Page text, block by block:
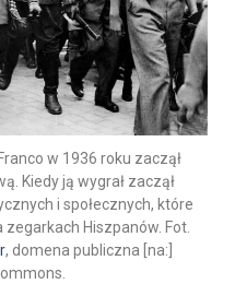
w 1936 roku zaczął
Kiedy ją wygrał zaczął
i społecznych, które
Hiszpanów. Fot.
, domena publiczna [na:]